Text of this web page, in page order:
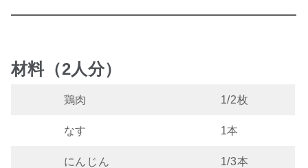
材料（2人分）
鶏肉 1/2枚
なす 1本
にんじん 1/3本